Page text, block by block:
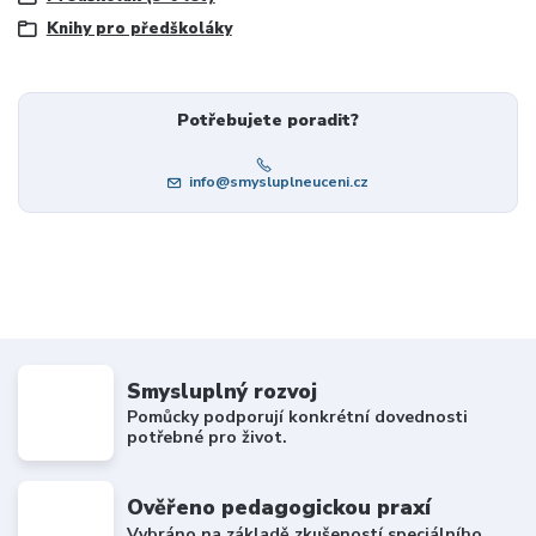
Knihy pro předškoláky
Potřebujete poradit?
info@smysluplneuceni.cz
Smysluplný rozvoj
Pomůcky podporují konkrétní dovednosti
potřebné pro život.
Ověřeno pedagogickou praxí